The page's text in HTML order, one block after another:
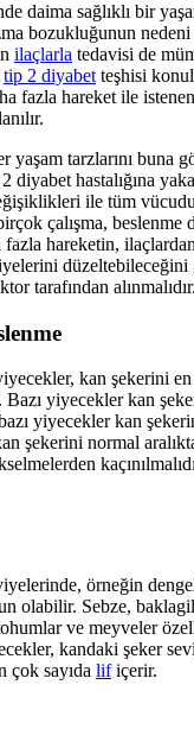
daima sağlıklı bir
bozukluğunun
ilaçlarla tedavisi de
tip 2 diyabet teşhisi
fazla hareket ile
yaşam tarzlarını buna
diyabet hastalığına
ile tüm
çalışma, beslenme
hareketin, ilaçlardan
tarafından alınmalıdır.
kan şekerini
yiyecekler kan
yiyecekler kan
şekerini normal
örneğin
olabilir. Sebze,
ve meyveler
kandaki şeker
çok sayıda lifiçerir.